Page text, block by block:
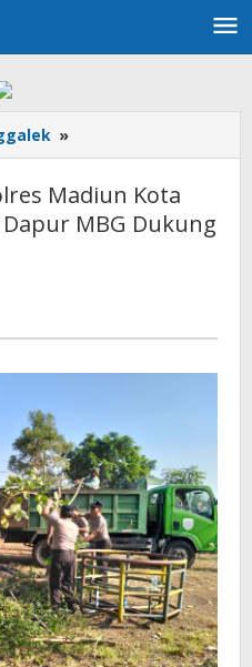
»
Tiga
Pilar,
Polres
Madiun
Lokasi
Dapur
Program
Nasional
Madiun Kota
MBG Dukung